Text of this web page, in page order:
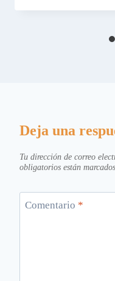
Deja una
Tu dirección de correo
obligatorios están
Comentario *